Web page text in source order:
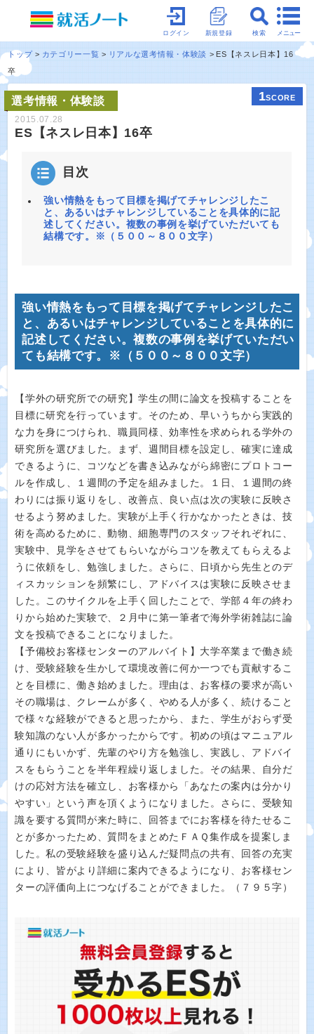
メニュー
検索
新規登録
ログイン
トップ カテゴリー一覧 リアルな選考情報・体験談
ES【ネスレ日本】16
卒
選考情報・体験談 1SCORE
2015.07.28
ES【ネスレ日本】16卒
目次
強い情熱をもって目標を掲げてチャレンジしたこ
と、あるいはチャレンジしていることを具体的に記
述してください。複数の事例を挙げていただいても
結構です。※（５００～８００文字）
強い情熱をもって目標を掲げてチャレンジしたこ
と、あるいはチャレンジしていることを具体的に
記述してください。複数の事例を挙げていただい
ても結構です。※（５００～８００文字）
【学外の研究所での研究】学生の間に論文を投稿することを
目標に研究を行っています。そのため、早いうちから実践的
な力を身につけられ、職員同様、効率性を求められる学外の
研究所を選びました。まず、週間目標を設定し、確実に達成
できるように、コツなどを書き込みながら綿密にプロトコー
ルを作成し、１週間の予定を組みました。１日、１週間の終
わりには振り返りをし、改善点、良い点は次の実験に反映さ
せるよう努めました。実験が上手く行かなかったときは、技
術を高めるために、動物、細胞専門のスタッフそれぞれに、
実験中、見学をさせてもらいながらコツを教えてもらえるよ
うに依頼をし、勉強しました。さらに、日頃から先生とのデ
ィスカッションを頻繁にし、アドバイスは実験に反映させま
した。このサイクルを上手く回したことで、学部４年の終わ
りから始めた実験で、２月中に第一筆者で海外学術雑誌に論
文を投稿できることになりました。
【予備校お客様センターのアルバイト】大学卒業まで働き続
け、受験経験を生かして環境改善に何か一つでも貢献するこ
とを目標に、働き始めました。理由は、お客様の要求が高い
その職場は、クレームが多く、やめる人が多く、続けること
で様々な経験ができると思ったから、また、学生がおらず受
験知識のない人が多かったからです。初めの頃はマニュアル
通りにもいかず、先輩のやり方を勉強し、実践し、アドバイ
スをもらうことを半年程繰り返しました。その結果、自分だ
けの応対方法を確立し、お客様から「あなたの案内は分かり
やすい」という声を頂くようになりました。さらに、受験知
識を要する質問が来た時に、回答までにお客様を待たせるこ
とが多かったため、質問をまとめたＦＡＱ集作成を提案しま
した。私の受験経験を盛り込んだ疑問点の共有、回答の充実
により、皆がより詳細に案内できるようになり、お客様セン
ターの評価向上につなげることができました。（７９５字）